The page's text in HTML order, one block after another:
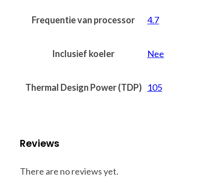
Frequentie van processor 4.7
Inclusief koeler Nee
Thermal Design Power (TDP) 105
Reviews
There are no reviews yet.